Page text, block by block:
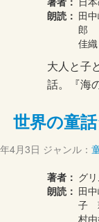
朗読： 田
郎
佳
大人と子
話。『海
界の童話
4月3日 ジャンル：
著者： グ
朗読： 田
子
村